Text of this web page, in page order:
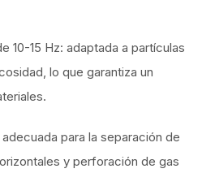
10-15 Hz: adaptada a partículas
lo que garantiza un
para la separación de
y perforación de gas